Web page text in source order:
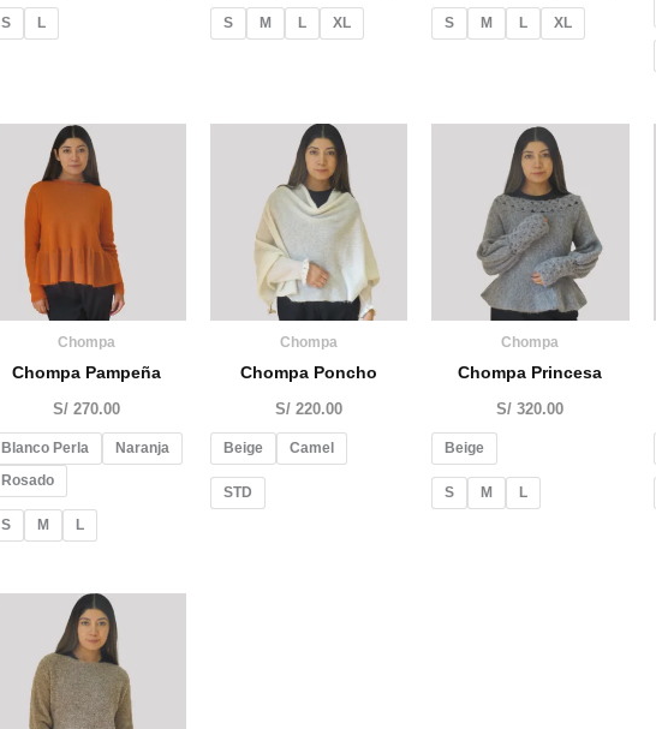
S L S M L XL S M L XL
Chompa
Chompa Pampeña
S/ 270.00
Blanco Perla
Naranja
Rosado
S M L
Chompa
Chompa Poncho
S/220.00
Beige Camel
STD
Chompa
Chompa Princesa
S/ 320.00
Beige
S M L